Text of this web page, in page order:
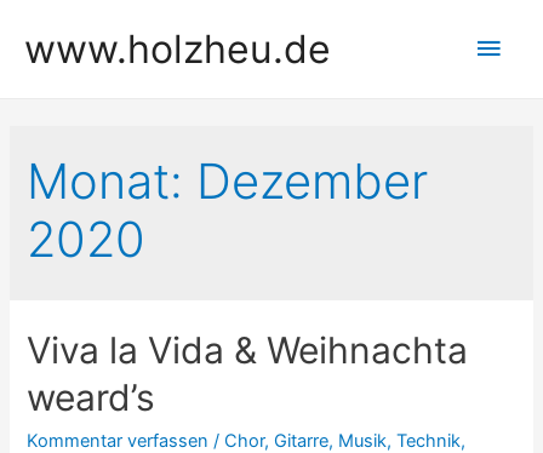
Inhaltwww.holzheu.de
Monat: Dezember
2020
Viva la Vida & Weihnachta
weard’s
Kommentar verfassen /Chor,Gitarre, Musik,Technik,